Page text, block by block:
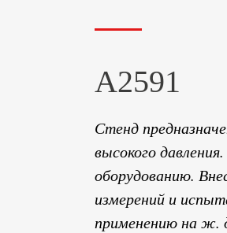
А2591
Стенд
высокого
оборудованию.
измерений и
применению на ж.